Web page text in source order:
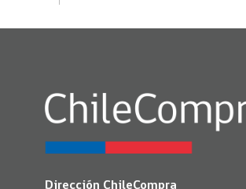
Dirección ChileCompra